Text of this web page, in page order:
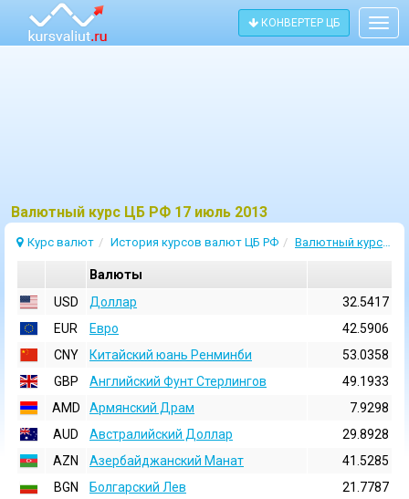
КОНВЕРТЕР ЦБ
Bалютный курс ЦБ РФ 17 июль 2013
Курс валют История курсов валют ЦБ РФ Валютный курс 17 Июль 2013
Валюты
USD
Доллар
32.5417
EUR
Евро
42.5906
CNY
Китайский юань Ренминби
53.0358
GBP
Английский Фунт Стерлингов
49.1933
AMD
Армянский Драм
7.9298
AUD
Австралийский Доллар
29.8928
AZN
Азербайджанский Манат
41.5285
BGN
Болгарский Лев
21.7787